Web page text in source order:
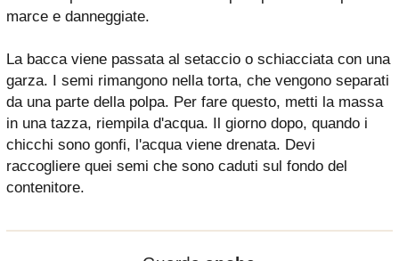
marce e danneggiate.
La bacca viene passata al setaccio o schiacciata con una
garza. I semi rimangono nella torta, che vengono separati
da una parte della polpa. Per fare questo, metti la massa
in una tazza, riempila d'acqua. Il giorno dopo, quando i
chicchi sono gonfi, l'acqua viene drenata. Devi
raccogliere quei semi che sono caduti sul fondo del
contenitore.